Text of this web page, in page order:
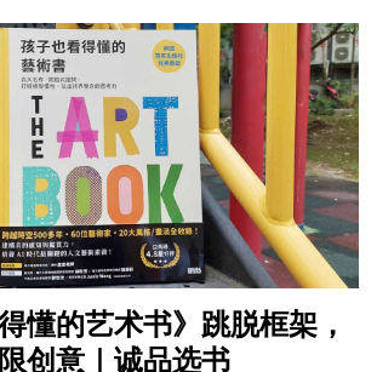
懂的艺术书》跳脱框架，
创意｜诚品选书